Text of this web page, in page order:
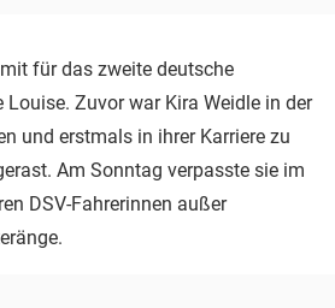
für das zweite deutsche
Zuvor war Kira Weidle in der
und erstmals in ihrer Karriere zu
Am Sonntag verpasste sie im
DSV-Fahrerinnen außer